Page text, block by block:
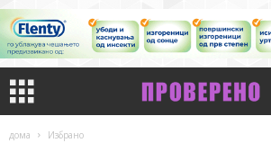
дома Избрано